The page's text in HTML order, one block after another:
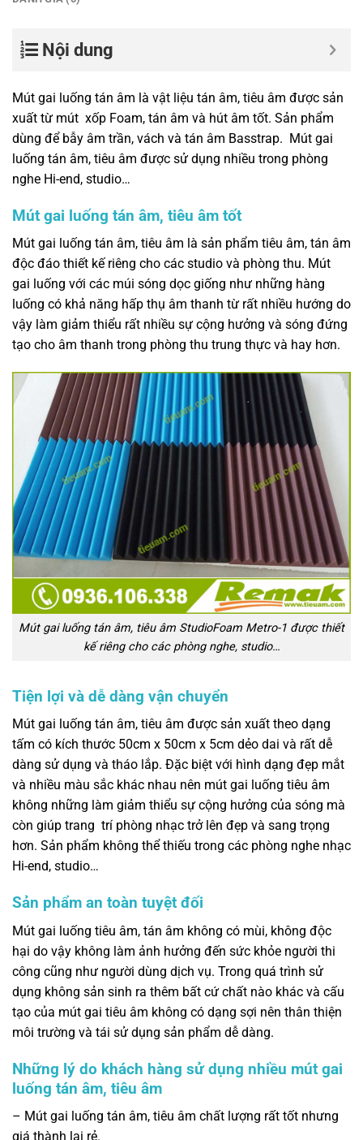
Nội dung
Mút gai luống tán âm là vật liệu tán âm, tiêu âm được sản
xuất từ mút xốp Foam, tán âm và hút âm tốt. Sản phẩm
dùng để bẫy âm trần, vách và tán âm Basstrap. Mút gai
luống tán âm, tiêu âm được sử dụng nhiều trong phòng
nghe Hi-end, studio…
Mút gai luống tán âm, tiêu âm tốt
Mút gai luống tán âm, tiêu âm là sản phẩm tiêu âm, tán âm
độc đáo thiết kế riêng cho các studio và phòng thu. Mút
gai luống với các múi sóng dọc giống như những hàng
luống có khả năng hấp thụ âm thanh từ rất nhiều hướng do
vậy làm giảm thiểu rất nhiều sự cộng hưởng và sóng đứng
tạo cho âm thanh trong phòng thu trung thực và hay hơn.
Mút gai luống tán âm, tiêu âm StudioFoam Metro-1 được thiết
kế riêng cho các phòng nghe, studio…
Tiện lợi và dễ dàng vận chuyển
Mút gai luống tán âm, tiêu âm được sản xuất theo dạng
tấm có kích thước 50cm x 50cm x 5cm dẻo dai và rất dễ
dàng sử dụng và tháo lắp. Đặc biệt với hình dạng đẹp mắt
và nhiều màu sắc khác nhau nên mút gai luống tiêu âm
không những làm giảm thiểu sự cộng hưởng của sóng mà
còn giúp trang trí phòng nhạc trở lên đẹp và sang trọng
hơn. Sản phẩm không thể thiếu trong các phòng nghe nhạc
Hi-end, studio…
Sản phẩm an toàn tuyệt đối
Mút gai luống tiêu âm, tán âm không có mùi, không độc
hại do vậy không làm ảnh hưởng đến sức khỏe người thi
công cũng như người dùng dịch vụ. Trong quá trình sử
dụng không sản sinh ra thêm bất cứ chất nào khác và cấu
tạo của mút gai tiêu âm không có dạng sợi nên thân thiện
môi trường và tái sử dụng sản phẩm dễ dàng.
Những lý do khách hàng sử dụng nhiều mút gai
luống tán âm, tiêu âm
– Mút gai luống tán âm, tiêu âm chất lượng rất tốt nhưng
giá thành lại rẻ.